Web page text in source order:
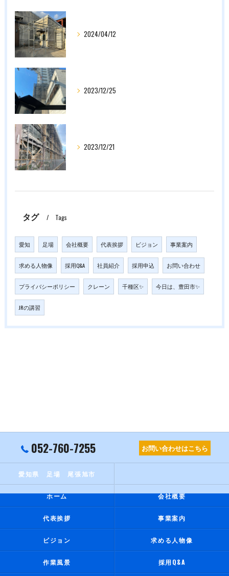
2024/04/12
2023/12/25
2023/12/21
タグ Tags
愛知 足場 会社概要 代表挨拶 ビジョン 事業案内
求める人物像 採用Q&A 社員紹介 採用申込 お問い合わせ
プライバシーポリシー クレーン 千種区✨ 今日は、豊田市✨
JRの講習
052-760-7255 お問い合わせはこちら
愛知県 足場 尾張旭市
ホーム 会社概要
代表挨拶 事業案内
ビジョン 求める人物像
作業風景 採用Q&A